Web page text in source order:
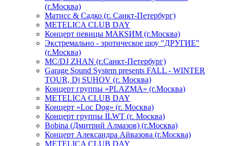
(г.Москва)
Матисс & Садко (г. Санкт-Петербург)
METELICA CLUB DAY
Концерт певицы МАКSИМ (г.Москва)
Экстремально - эротическое шоу "ДРУГИЕ"
(г.Москва)
МС/DJ ZHAN (г.Санкт-Петербург)
Garage Sound System presents FALL - WINTER
TOUR, Dj SUHOV (г. Москва)
Концерт группы «PLAZMA» (г.Москва)
METELICA CLUB DAY
Концерт «Loc Dog» (г. Москва)
Концерт группы ILWT (г. Москва)
Bobina (Дмитрий Алмазов) (г.Москва)
Концерт Александра Айвазова (г.Москва)
METELICA CLUB DAY